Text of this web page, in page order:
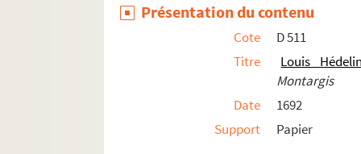
Présentation du contenu
Cote
D 511
Titre
Louis
Montargis
Date
1692
Support
Papier